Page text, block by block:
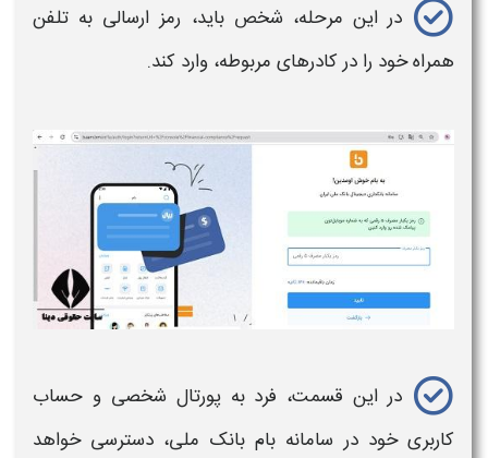
در این مرحله، شخص باید، رمز ارسالی به تلفن
همراه خود را در کادرهای مربوطه، وارد کند.
در این قسمت، فرد به پورتال شخصی و حساب
کاربری خود در سامانه بام بانک ملی، دسترسی خواهد